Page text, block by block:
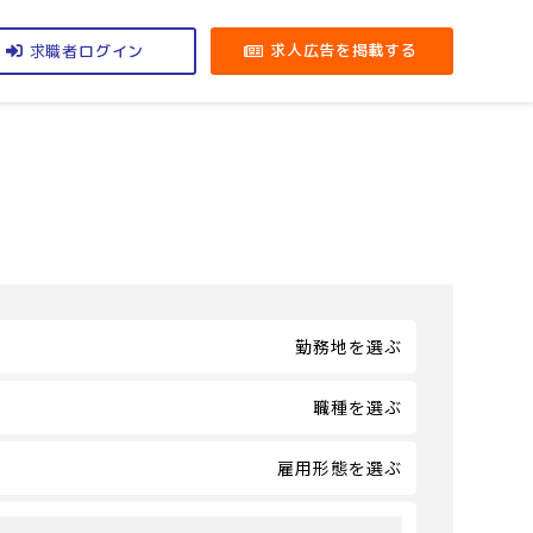
求職者ログイン 求人広告を掲載する
勤務地を選ぶ
職種を選ぶ
雇用形態を選ぶ